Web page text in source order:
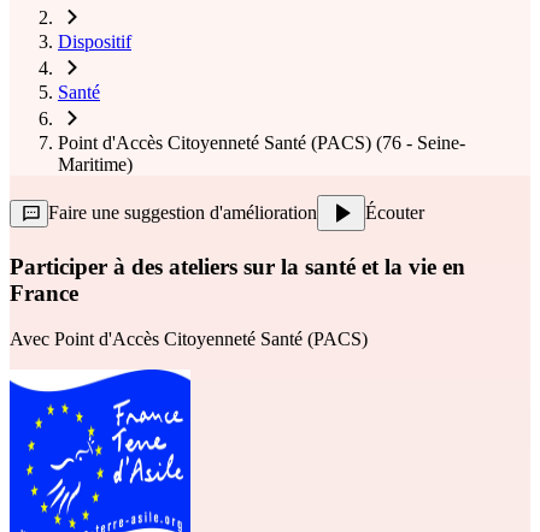
Dispositif
Santé
Point d'Accès Citoyenneté Santé (PACS) (76 - Seine-
Maritime)
Faire une suggestion d'amélioration Écouter
Participer à des ateliers sur la santé et la vie en
France
Avec Point d'Accès Citoyenneté Santé (PACS)